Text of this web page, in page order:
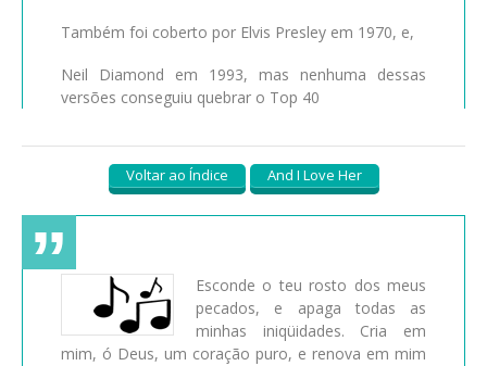
Também foi coberto por Elvis Presley em 1970, e,
Neil Diamond em 1993, mas nenhuma dessas
versões conseguiu quebrar o Top 40
Voltar ao Índice And I Love Her
Esconde o teu rosto dos meus
pecados, e apaga todas as
minhas iniqüidades. Cria em
mim, ó Deus, um coração puro, e renova em mim